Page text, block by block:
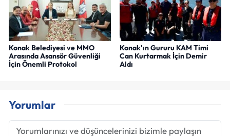
Konak Belediyesi ve MMO
Arasında Asansör Güvenliği
İçin Önemli Protokol
Konak'ın Gururu KAM Timi
Can Kurtarmak İçin Demir
Aldı
Yorumlar